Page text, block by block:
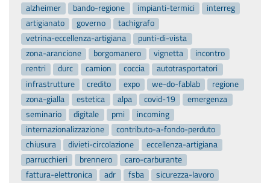
alzheimer
bando-regione impianti-termici
interreg
artigianato
governo
tachigrafo
vetrina-eccellenza-artigiana
punti-di-vista
zona-arancione
borgomanero vignetta
incontro
rentri
durc camion coccia
autotrasportatori
infrastrutture
credito expo we-do-fablab
regione
zona-gialla
estetica alpa covid-19
emergenza
seminario
digitale pmi
incoming
internazionalizzazione
contributo-a-fondo-perduto
chiusura
divieti-circolazione
eccellenza-artigiana
parrucchieri
brennero
caro-carburante
fattura-elettronica
adr fsba
sicurezza-lavoro